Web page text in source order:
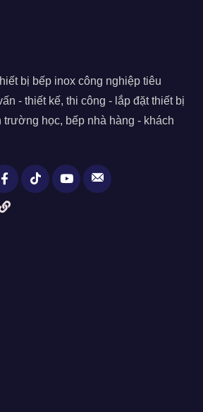
bị bếp inox công nghiệp tiêu
- thiết kế, thi công - lắp đặt thiết bị
trường học, bếp nhà hàng - khách